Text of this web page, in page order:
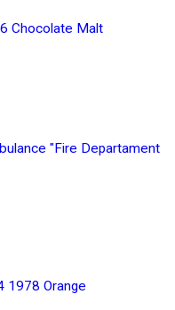
Chocolate Malt
"Fire Departament
1978 Orange